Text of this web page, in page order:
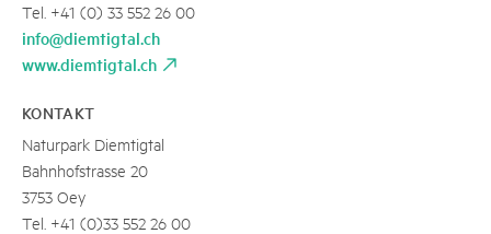
Tel. +41 (0) 33 552 26 00
info@diemtigtal.ch
www.diemtigtal.ch
KONTAKT
Naturpark Diemtigtal
Bahnhofstrasse 20
3753 Oey
Tel. +41 (0)33 552 26 00